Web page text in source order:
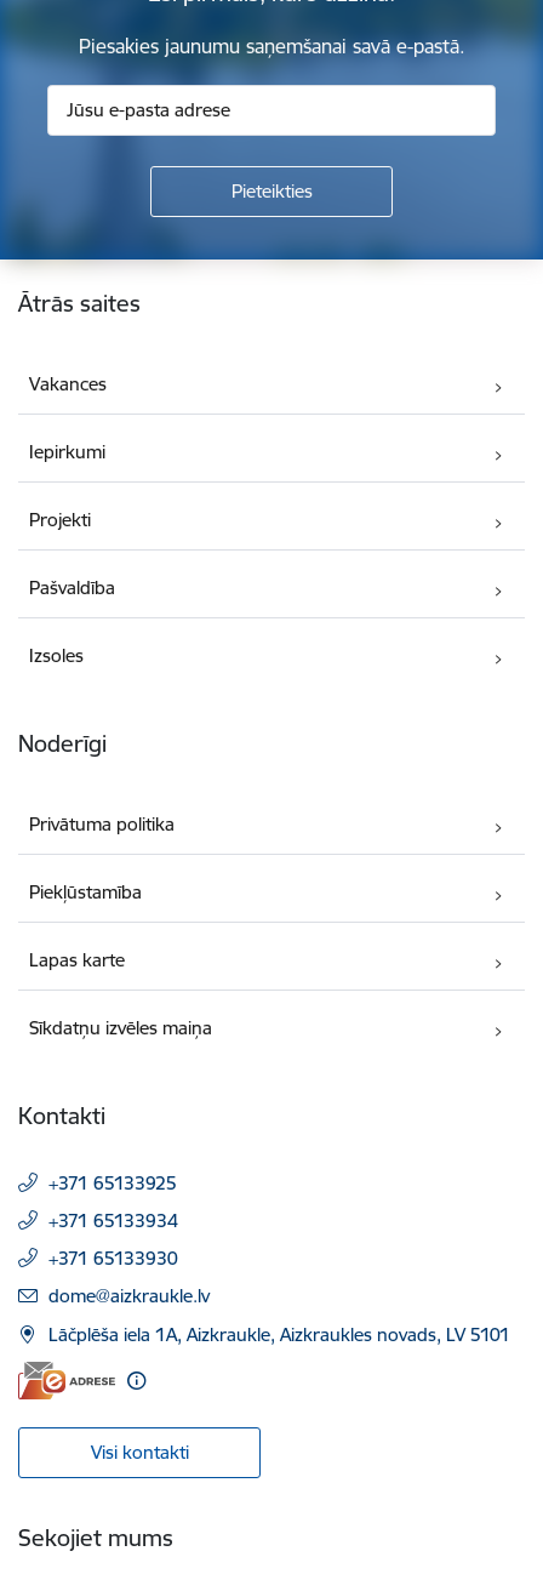
Piesakies jaunumu saņemšanai savā e-pastā.
Kājene
Ātrās saites
Vakances
Iepirkumi
Projekti
Pašvaldība
Izsoles
Noderīgi
Privātuma politika
Piekļūstamība
Lapas karte
Sīkdatņu izvēles maiņa
Kontakti
+371 65133925
+371 65133934
+371 65133930
E-pasts:
dome@aizkraukle.lv
Lāčplēša iela 1A, Aizkraukle, Aizkraukles novads, LV 5101
Visi kontakti
Sekojiet mums